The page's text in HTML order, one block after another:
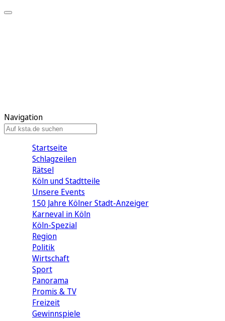
Navigation
Startseite
Schlagzeilen
Rätsel
Köln und Stadtteile
Unsere Events
150 Jahre Kölner Stadt-Anzeiger
Karneval in Köln
Köln-Spezial
Region
Politik
Wirtschaft
Sport
Panorama
Promis & TV
Freizeit
Gewinnspiele